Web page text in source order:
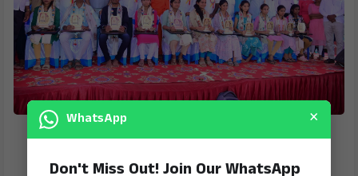
WhatsApp ×
Don't Miss Out! Join Our WhatsApp